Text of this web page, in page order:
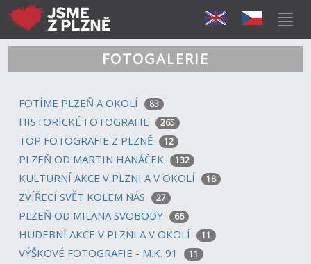
FOTOGALERIE
FOTÍME PLZEŇ A OKOLÍ 83
HISTORICKÉ FOTOGRAFIE 265
TOP FOTOGRAFIE Z PLZNĚ 12
PLZEŇ OD MARTIN HANÁČEK 132
KULTURNÍ AKCE V PLZNI A V OKOLÍ 18
ZVÍŘECÍ SVĚT KOLEM NÁS 27
PLZEŇ OD MILANA SVOBODY 66
HUDEBNÍ AKCE V PLZNI A V OKOLÍ 11
VÝŠKOVÉ FOTOGRAFIE - M.K. 91 11